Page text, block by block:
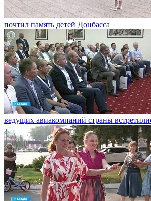
почтил память детей Донбасса
ведущих авиакомпаний страны